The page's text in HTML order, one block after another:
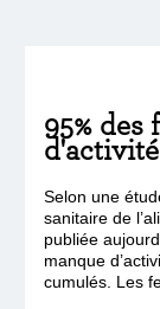
95%
Selon une
sanitaire de
publiée
manque
cumulés. Les